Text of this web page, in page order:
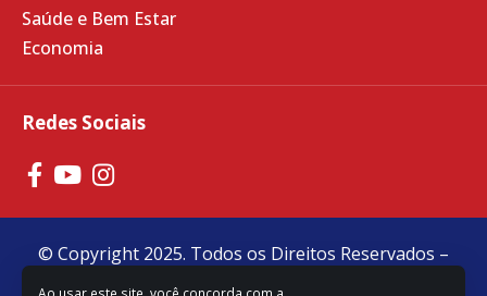
Redes Sociais
Saúde e Bem Estar
Economia
© Copyright 2025. Todos os Direitos Reservados –
Feito com
❤